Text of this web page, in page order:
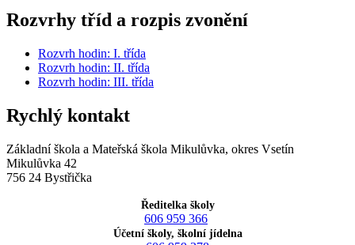
Rozvrhy tříd a rozpis zvonění
Rozvrh hodin: I. třída
Rozvrh hodin: II. třída
Rozvrh hodin: III. třída
Rychlý kontakt
Základní škola a Mateřská škola Mikulůvka, okres Vsetín
Mikulůvka 42
756 24 Bystřička
Ředitelka školy
606 959 366
Účetní školy, školní jídelna